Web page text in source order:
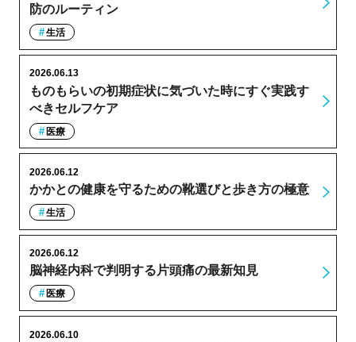
防のルーティン
生活
ものもらいの初期症状に気づいた時にすぐ実践す
べきセルフケア
2026.06.13
医療
かかとの健康を守るための靴選びと歩き方の極意
2026.06.12
生活
脳神経内科で判明する片頭痛の最新知見
2026.06.12
医療
2026.06.10